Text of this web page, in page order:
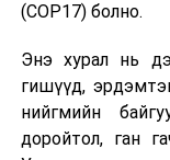
хуулийн төслийг
ажиллаж
дунд хугацааны
судалгааны
(COP17) болно.
Энэ хурал нь
гишүүд,
нийгмийн
доройтол, ган